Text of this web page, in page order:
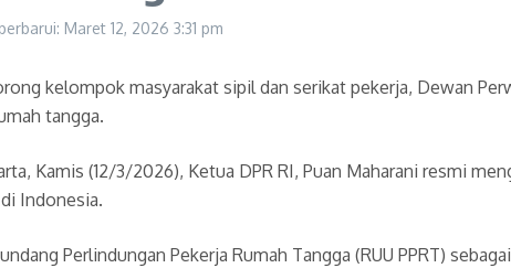
Maret 12, 2026 3:31 pm
kelompok masyarakat sipil dan serikat pekerja, Dewan
tangga.
Kamis (12/3/2026), Ketua DPR RI, Puan Maharani resmi
Indonesia.
Perlindungan Pekerja Rumah Tangga (RUU PPRT)